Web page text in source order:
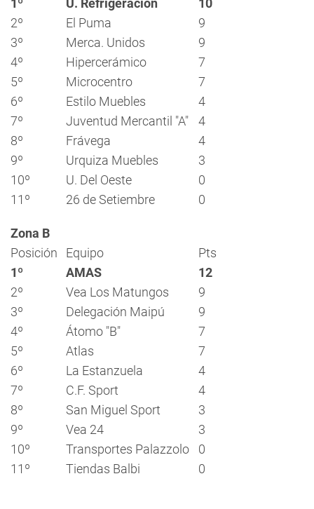
1º U. Refrigeración
10
2º
El Puma
9
3º
Merca. Unidos
9
4º
Hipercerámico
7
5º
Microcentro
7
6º
Estilo Muebles
4
7º
Juventud Mercantil "A"
4
8º
Frávega
4
9º
Urquiza Muebles
3
10º
U. Del Oeste
0
11º
26 de Setiembre 0
Zona B
Posición
Equipo
Pts
1º
AMAS
12
2º
Vea Los Matungos
9
3º
Delegación Maipú
9
4º
Átomo "B"
7
5º
Atlas
7
6º
La Estanzuela
4
7º
C.F. Sport
4
8º
San Miguel Sport
3
9º
Vea 24
3
10º
Transportes Palazzolo
0
11º
Tiendas Balbi 0